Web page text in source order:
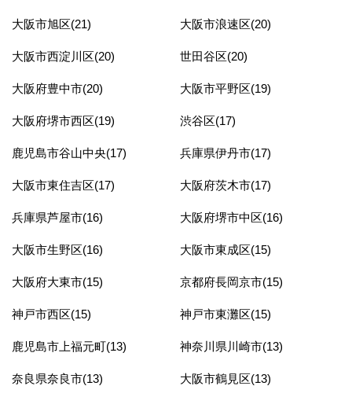
大阪市旭区(21) 大阪市浪速区(20)
大阪市西淀川区(20) 世田谷区(20)
大阪府豊中市(20) 大阪市平野区(19)
大阪府堺市西区(19) 渋谷区(17)
鹿児島市谷山中央(17) 兵庫県伊丹市(17)
大阪市東住吉区(17) 大阪府茨木市(17)
兵庫県芦屋市(16) 大阪府堺市中区(16)
大阪市生野区(16) 大阪市東成区(15)
大阪府大東市(15) 京都府長岡京市(15)
神戸市西区(15) 神戸市東灘区(15)
鹿児島市上福元町(13) 神奈川県川崎市(13)
奈良県奈良市(13) 大阪市鶴見区(13)